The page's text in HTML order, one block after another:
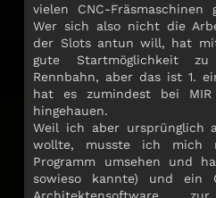
vielen CNC-Fräsmaschinen
Wer sich also nicht die
der Slots antun will, hat
gute Startmöglichkeit
Rennbahn, aber das ist 1.
hat es zumindest bei
hingehauen.
Weil ich aber ursprünglich
wollte, musste ich mich
Programm umsehen und
sowieso kannte) und ein
Architektensoftware